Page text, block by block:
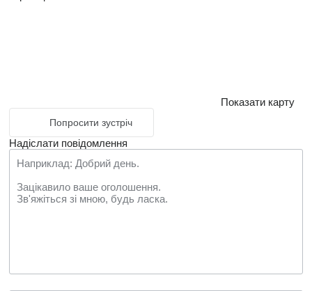
Показати карту
Попросити зустріч
Надіслати повідомлення